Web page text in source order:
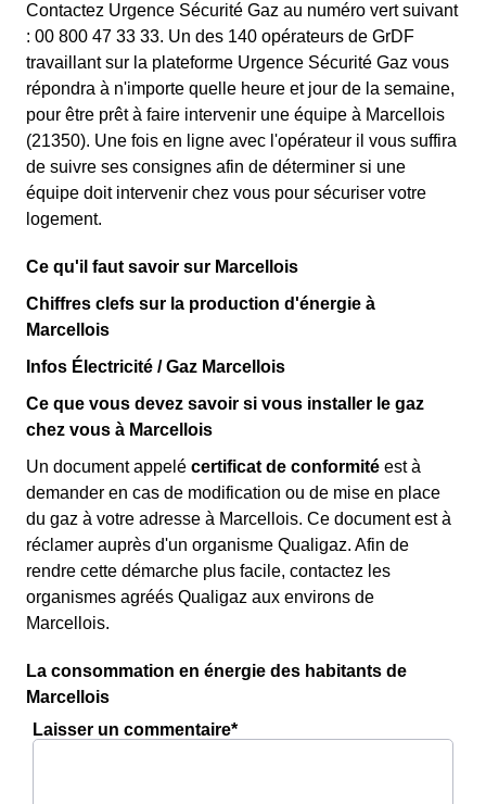
Contactez Urgence Sécurité Gaz au numéro vert suivant
: 00 800 47 33 33. Un des 140 opérateurs de GrDF
travaillant sur la plateforme Urgence Sécurité Gaz vous
répondra à n'importe quelle heure et jour de la semaine,
pour être prêt à faire intervenir une équipe à Marcellois
(21350). Une fois en ligne avec l'opérateur il vous suffira
de suivre ses consignes afin de déterminer si une
équipe doit intervenir chez vous pour sécuriser votre
logement.
Ce qu'il faut savoir sur Marcellois
Chiffres clefs sur la production d'énergie à
Marcellois
Infos Électricité / Gaz Marcellois
Ce que vous devez savoir si vous installer le gaz
chez vous à Marcellois
Un document appelé certificat de conformité est à
demander en cas de modification ou de mise en place
du gaz à votre adresse à Marcellois. Ce document est à
réclamer auprès d'un organisme Qualigaz. Afin de
rendre cette démarche plus facile, contactez les
organismes agréés Qualigaz aux environs de
Marcellois.
La consommation en énergie des habitants de
Marcellois
Laisser un commentaire*